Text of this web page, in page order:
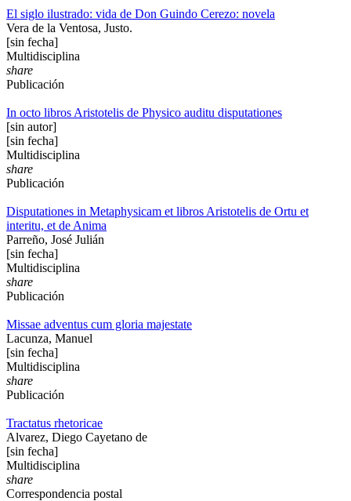
El siglo ilustrado: vida de Don Guindo Cerezo: novela
Vera de la Ventosa, Justo.
[sin fecha]
Multidisciplina
share
Publicación
In octo libros Aristotelis de Physico auditu disputationes
[sin autor]
[sin fecha]
Multidisciplina
share
Publicación
Disputationes in Metaphysicam et libros Aristotelis de Ortu et
interitu, et de Anima
Parreño, José Julián
[sin fecha]
Multidisciplina
share
Publicación
Missae adventus cum gloria majestate
Lacunza, Manuel
[sin fecha]
Multidisciplina
share
Publicación
Tractatus rhetoricae
Alvarez, Diego Cayetano de
[sin fecha]
Multidisciplina
share
Correspondencia postal